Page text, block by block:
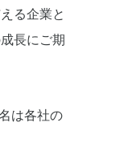
る企業と
長にご期
は各社の